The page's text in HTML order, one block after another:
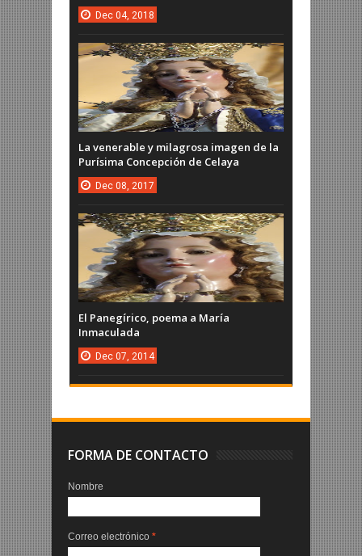
Dec 04, 2018
La venerable y milagrosa imagen de la
Purísima Concepción de Celaya
Dec 08, 2017
El Panegírico, poema a María
Inmaculada
Dec 07, 2014
FORMA DE CONTACTO
Nombre
Correo electrónico *